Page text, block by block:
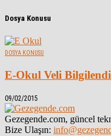
Dosya Konusu
DOSYA KONUSU
E-Okul Veli
09/02/2015
Gezegende.com, güncel
Bize Ulaşın: